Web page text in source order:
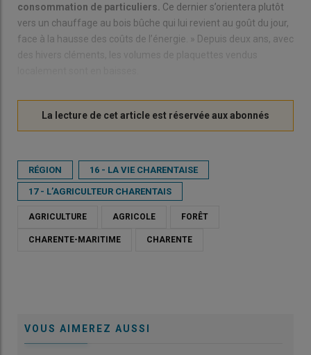
consommation de particuliers. Ce dernier s’orientera plutôt
vers un chauffage au bois bûche qui lui revient au goût du jour,
face à la hausse des coûts de l’énergie. » Depuis deux ans, avec
RÉGION 16 - LA VIE CHARENTAISE
17 - L’AGRICULTEUR CHARENTAIS
AGRICULTURE AGRICOLE FORÊT
CHARENTE-MARITIME CHARENTE
VOUS AIMEREZ AUSSI